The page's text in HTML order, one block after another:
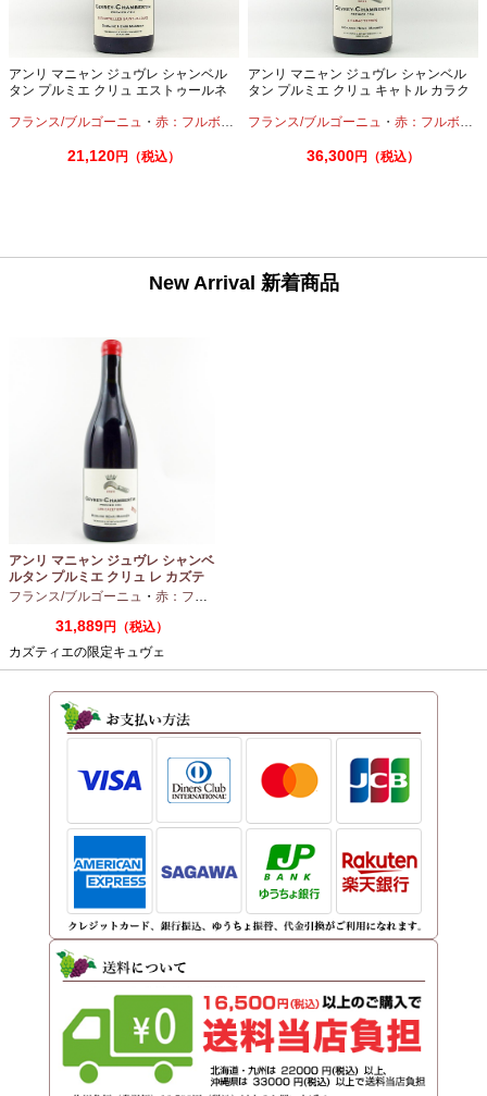
アンリ マニャン ジュヴレ シャンベル
タン プルミエ クリュ エストゥールネ
フランス/ブルゴーニュ ・ 赤：フルボディ ・ピノノワール
21,120円（税込）
アンリ マニャン ジュヴレ シャンベル
タン プルミエ クリュ キャトル カラク
フランス/ブルゴーニュ ・赤：フルボディ
36,300円（税込）
New Arrival 新着商品
アンリ マニャン ジュヴレ シャンベ
ルタン プルミエ クリュ レ カズテ
ィエ エルバージュ 24 モワ 2023
フランス/ブルゴーニュ ・ 赤：フルボディ
31,889円（税込）
カズティエの限定キュヴェ